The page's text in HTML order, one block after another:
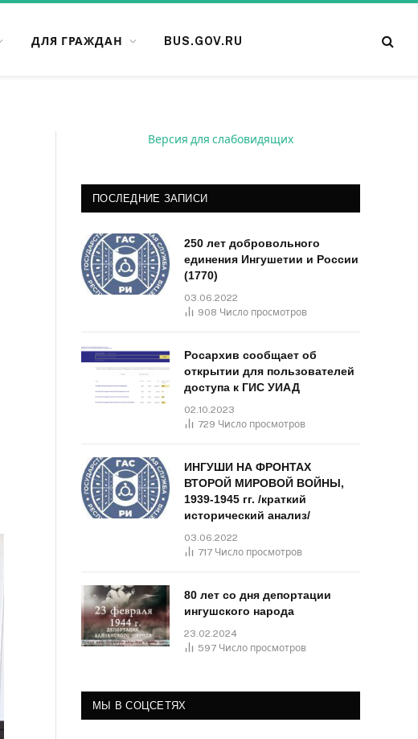
ДЛЯ ГРАЖДАН BUS.GOV.RU
Версия для слабовидящих
ПОСЛЕДНИЕ ЗАПИСИ
250 лет добровольного
единения Ингушетии и России
(1770)
03.06.2022
908 Число просмотров
Росархив сообщает об
открытии для пользователей
доступа к ГИС УИАД
02.10.2023
729 Число просмотров
ИНГУШИ НА ФРОНТАХ
ВТОРОЙ МИРОВОЙ ВОЙНЫ,
1939-1945 гг. /краткий
исторический анализ/
03.06.2022
717 Число просмотров
80 лет со дня депортации
ингушского народа
23.02.2024
597 Число просмотров
МЫ В СОЦСЕТЯХ